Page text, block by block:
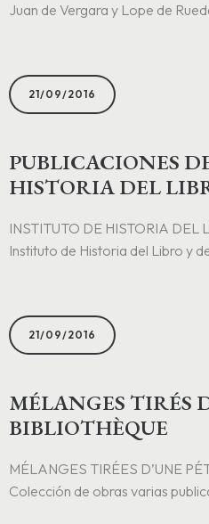
Juan de Vergara y Lope de
famoso Marco Polo,..
21/09/2016
PUBLICACIONES
HISTORIA DEL
INSTITUTO DE HISTORIA DEL
Instituto de Historia del Libro y
21/09/2016
MÉLANGES TIRÉS
BIBLIOTHÈQUE
MÉLANGES TIRÉES D’UNE
Colección de obras varias